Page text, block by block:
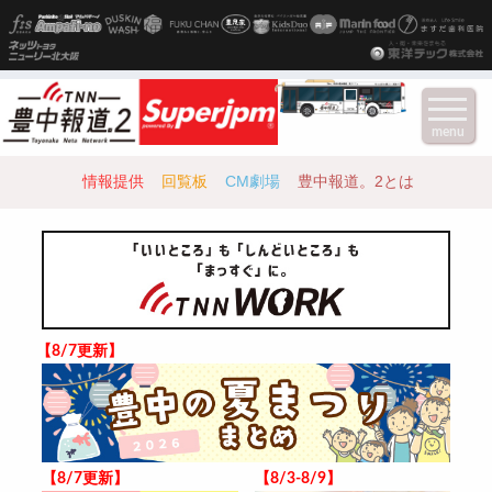
情報提供 回覧板 CM劇場 豊中報道。2とは
【8/7更新】
【8/7更新】 【8/3-8/9】
menu